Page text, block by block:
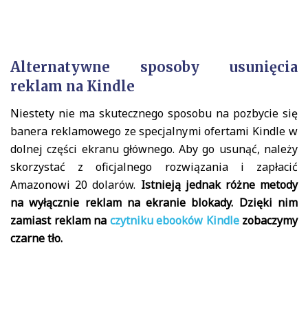
Alternatywne sposoby usunięcia
reklam na Kindle
Niestety nie ma skutecznego sposobu na pozbycie się
banera reklamowego ze specjalnymi ofertami Kindle w
dolnej części ekranu głównego. Aby go usunąć, należy
skorzystać z oficjalnego rozwiązania i zapłacić
Amazonowi 20 dolarów. Istnieją jednak różne metody
na wyłącznie reklam na ekranie blokady. Dzięki nim
zamiast reklam na czytniku ebooków Kindlezobaczymy
czarne tło.